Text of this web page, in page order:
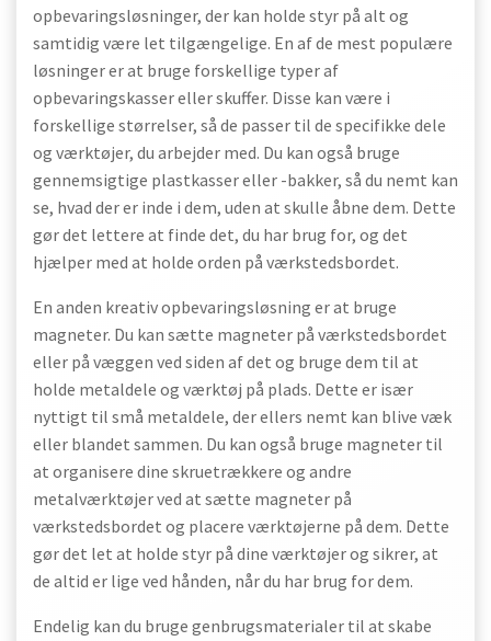
opbevaringsløsninger, der kan holde styr på alt og
samtidig være let tilgængelige. En af de mest populære
løsninger er at bruge forskellige typer af
opbevaringskasser eller skuffer. Disse kan være i
forskellige størrelser, så de passer til de specifikke dele
og værktøjer, du arbejder med. Du kan også bruge
gennemsigtige plastkasser eller -bakker, så du nemt kan
se, hvad der er inde i dem, uden at skulle åbne dem. Dette
gør det lettere at finde det, du har brug for, og det
hjælper med at holde orden på værkstedsbordet.
En anden kreativ opbevaringsløsning er at bruge
magneter. Du kan sætte magneter på værkstedsbordet
eller på væggen ved siden af det og bruge dem til at
holde metaldele og værktøj på plads. Dette er især
nyttigt til små metaldele, der ellers nemt kan blive væk
eller blandet sammen. Du kan også bruge magneter til
at organisere dine skruetrækkere og andre
metalværktøjer ved at sætte magneter på
værkstedsbordet og placere værktøjerne på dem. Dette
gør det let at holde styr på dine værktøjer og sikrer, at
de altid er lige ved hånden, når du har brug for dem.
Endelig kan du bruge genbrugsmaterialer til at skabe